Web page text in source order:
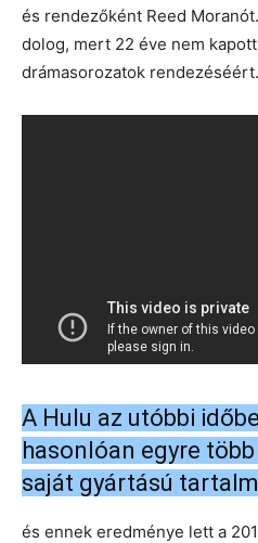
és rendezőként Reed
dolog, mert 22 éve nem
drámasorozatok rendezéséért.
A Hulu az utóbbi
hasonlóan egyre
saját gyártású
és ennek eredménye lett a